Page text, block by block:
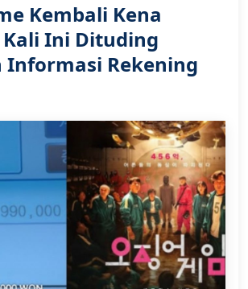
Kembali Kena
Ini Dituding
Informasi Rekening